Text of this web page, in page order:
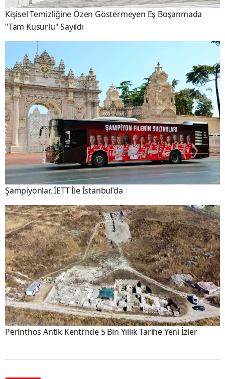
Kişisel Temizliğine Özen Göstermeyen Eş Boşanmada
"Tam Kusurlu" Sayıldı
Şampiyonlar, İETT İle İstanbul’da
Perinthos Antik Kenti’nde 5 Bin Yıllık Tarihe Yeni İzler